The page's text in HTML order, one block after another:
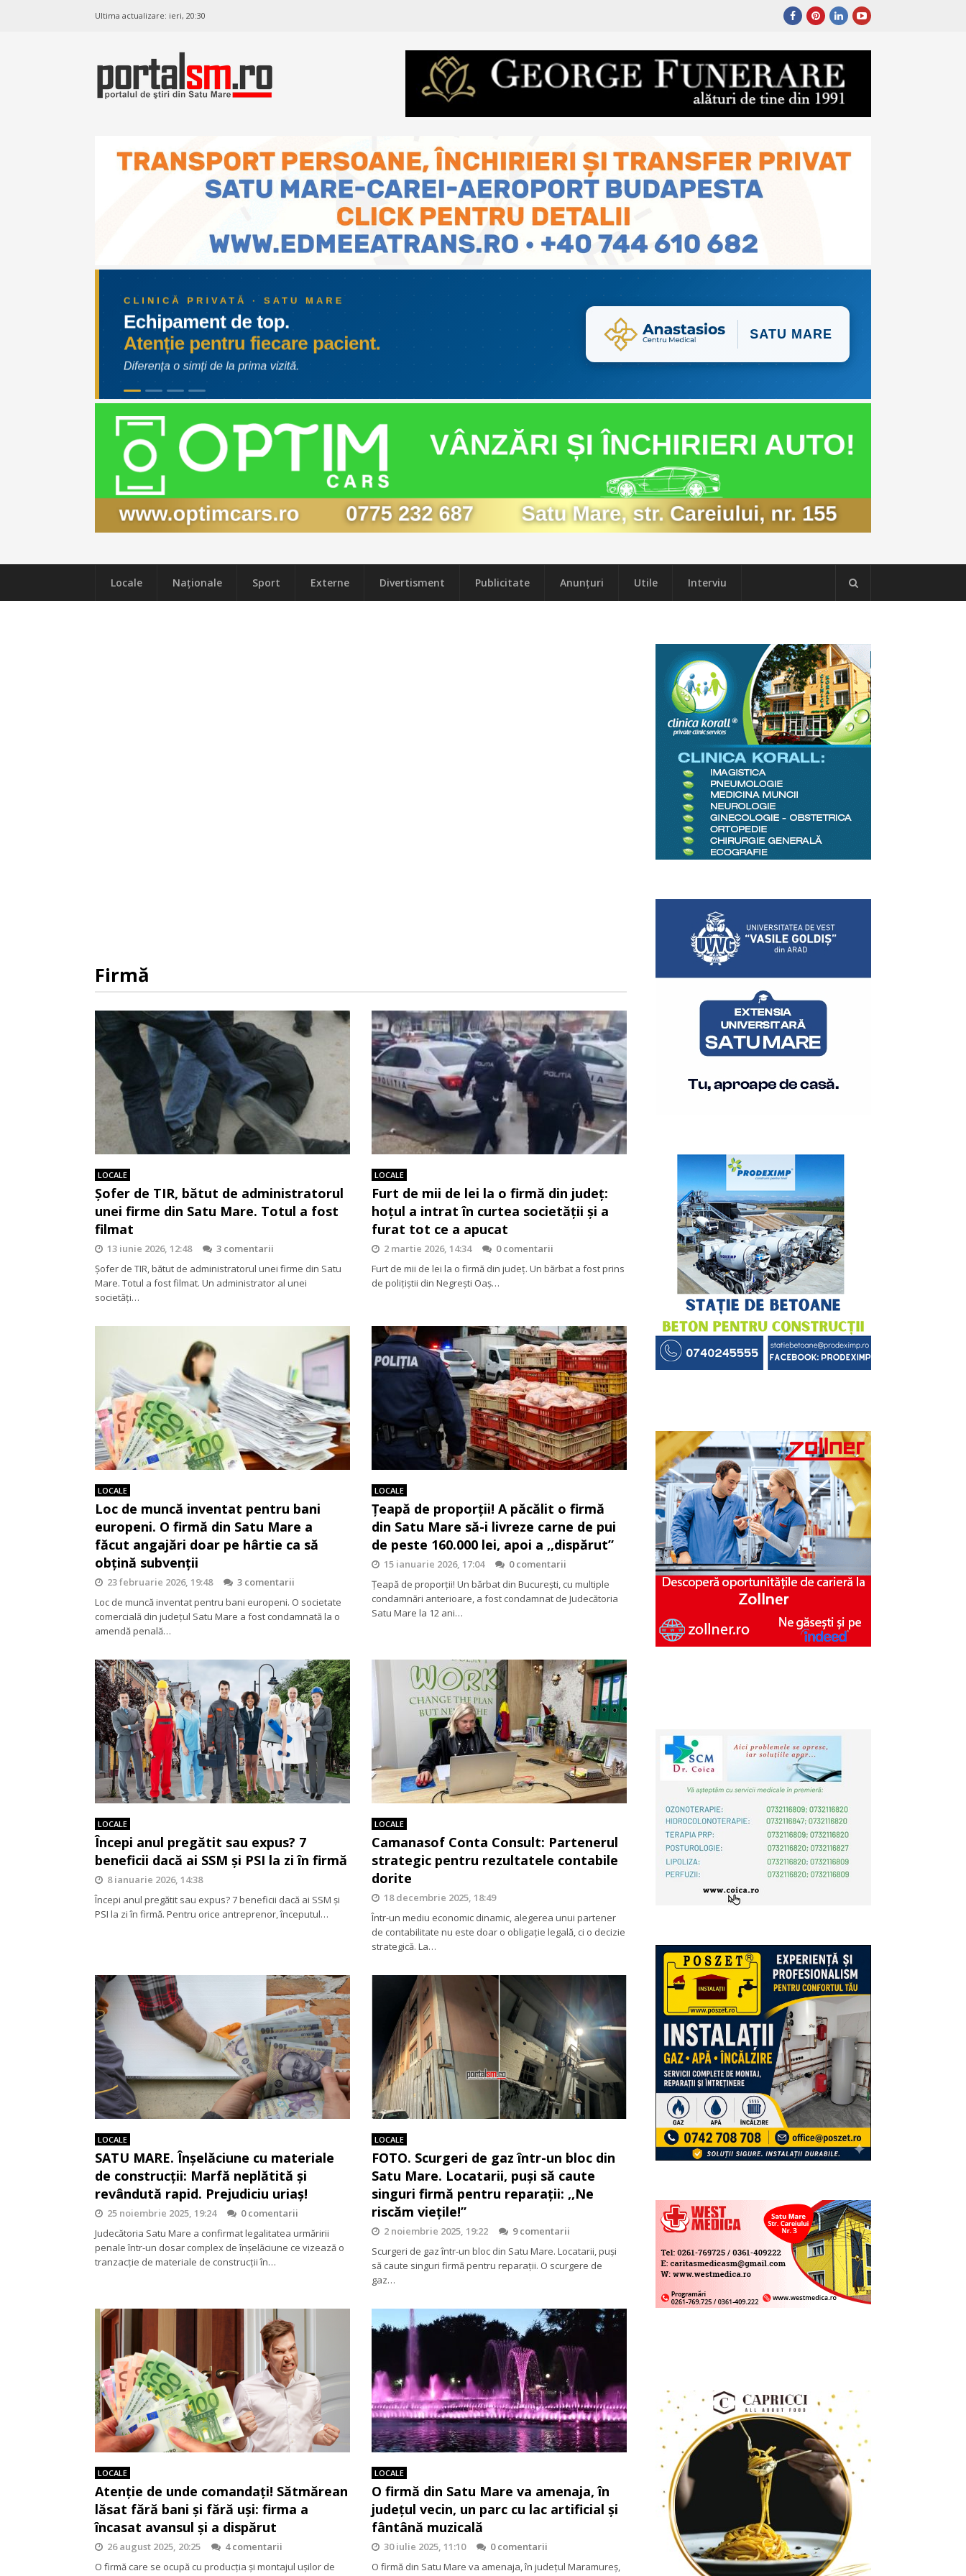
Ultima actualizare: ieri, 20:30
Locale Naţionale Sport Externe Divertisment Publicitate Anunțuri Utile Interviu
Firmă
LOCALE
Șofer de TIR, bătut de administratorul
unei firme din Satu Mare. Totul a fost
filmat
13 iunie 2026, 12:48
3 comentarii
Șofer de TIR, bătut de administratorul unei firme din Satu
Mare. Totul a fost filmat. Un administrator al unei
societăţi…
LOCALE
Furt de mii de lei la o firmă din județ:
hoțul a intrat în curtea societății și a
furat tot ce a apucat
2 martie 2026, 14:34
0 comentarii
Furt de mii de lei la o firmă din județ. Un bărbat a fost prins
de polițiștii din Negrești Oaș…
LOCALE
Loc de muncă inventat pentru bani
europeni. O firmă din Satu Mare a
făcut angajări doar pe hârtie ca să
obțină subvenții
23 februarie 2026, 19:48
3 comentarii
Loc de muncă inventat pentru bani europeni. O societate
comercială din județul Satu Mare a fost condamnată la o
amendă penală…
LOCALE
Țeapă de proporții! A păcălit o firmă
din Satu Mare să-i livreze carne de pui
de peste 160.000 lei, apoi a ,,dispărut”
15 ianuarie 2026, 17:04
0 comentarii
Țeapă de proporții! Un bărbat din București, cu multiple
condamnări anterioare, a fost condamnat de Judecătoria
Satu Mare la 12 ani…
LOCALE
Începi anul pregătit sau expus? 7
beneficii dacă ai SSM și PSI la zi în firmă
8 ianuarie 2026, 14:38
Începi anul pregătit sau expus? 7 beneficii dacă ai SSM și
PSI la zi în firmă. Pentru orice antreprenor, începutul…
LOCALE
Camanasof Conta Consult: Partenerul
strategic pentru rezultatele contabile
dorite
18 decembrie 2025, 18:49
Într-un mediu economic dinamic, alegerea unui partener
de contabilitate nu este doar o obligație legală, ci o decizie
strategică. La…
LOCALE
SATU MARE. Înșelăciune cu materiale
de construcții: Marfă neplătită și
revândută rapid. Prejudiciu uriaș!
25 noiembrie 2025, 19:24
0 comentarii
Judecătoria Satu Mare a confirmat legalitatea urmăririi
penale într-un dosar complex de înșelăciune ce vizează o
tranzacție de materiale de construcții în…
LOCALE
FOTO. Scurgeri de gaz într-un bloc din
Satu Mare. Locatarii, puși să caute
singuri firmă pentru reparații: ,,Ne
riscăm viețile!”
2 noiembrie 2025, 19:22
9 comentarii
Scurgeri de gaz într-un bloc din Satu Mare. Locatarii, puși
să caute singuri firmă pentru reparații. O scurgere de
gaz…
LOCALE
Atenție de unde comandați! Sătmărean
lăsat fără bani și fără uși: firma a
încasat avansul și a dispărut
26 august 2025, 20:25
4 comentarii
O firmă care se ocupă cu producția și montajul ușilor de
LOCALE
O firmă din Satu Mare va amenaja, în
județul vecin, un parc cu lac artificial și
fântână muzicală
30 iulie 2025, 11:10
0 comentarii
O firmă din Satu Mare va amenaja, în județul Maramureș,